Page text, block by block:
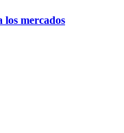
mercados